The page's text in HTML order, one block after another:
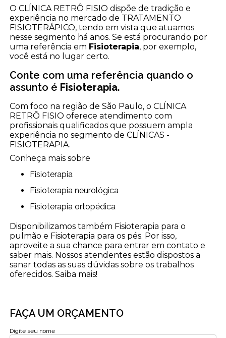
O CLÍNICA RETRÔ FISIO dispõe de tradição e
experiência no mercado de TRATAMENTO
FISIOTERÁPICO, tendo em vista que atuamos
nesse segmento há anos. Se está procurando por
uma referência em Fisioterapia, por exemplo,
você está no lugar certo.
Conte com uma referência quando o
assunto é Fisioterapia.
Com foco na região de São Paulo, o CLÍNICA
RETRÔ FISIO oferece atendimento com
profissionais qualificados que possuem ampla
experiência no segmento de CLÍNICAS -
FISIOTERAPIA.
Conheça mais sobre
Fisioterapia
Fisioterapia neurológica
Fisioterapia ortopédica
Disponibilizamos também Fisioterapia para o
pulmão e Fisioterapia para os pés. Por isso,
aproveite a sua chance para entrar em contato e
saber mais. Nossos atendentes estão dispostos a
sanar todas as suas dúvidas sobre os trabalhos
oferecidos. Saiba mais!
FAÇA UM ORÇAMENTO
Digite seu nome